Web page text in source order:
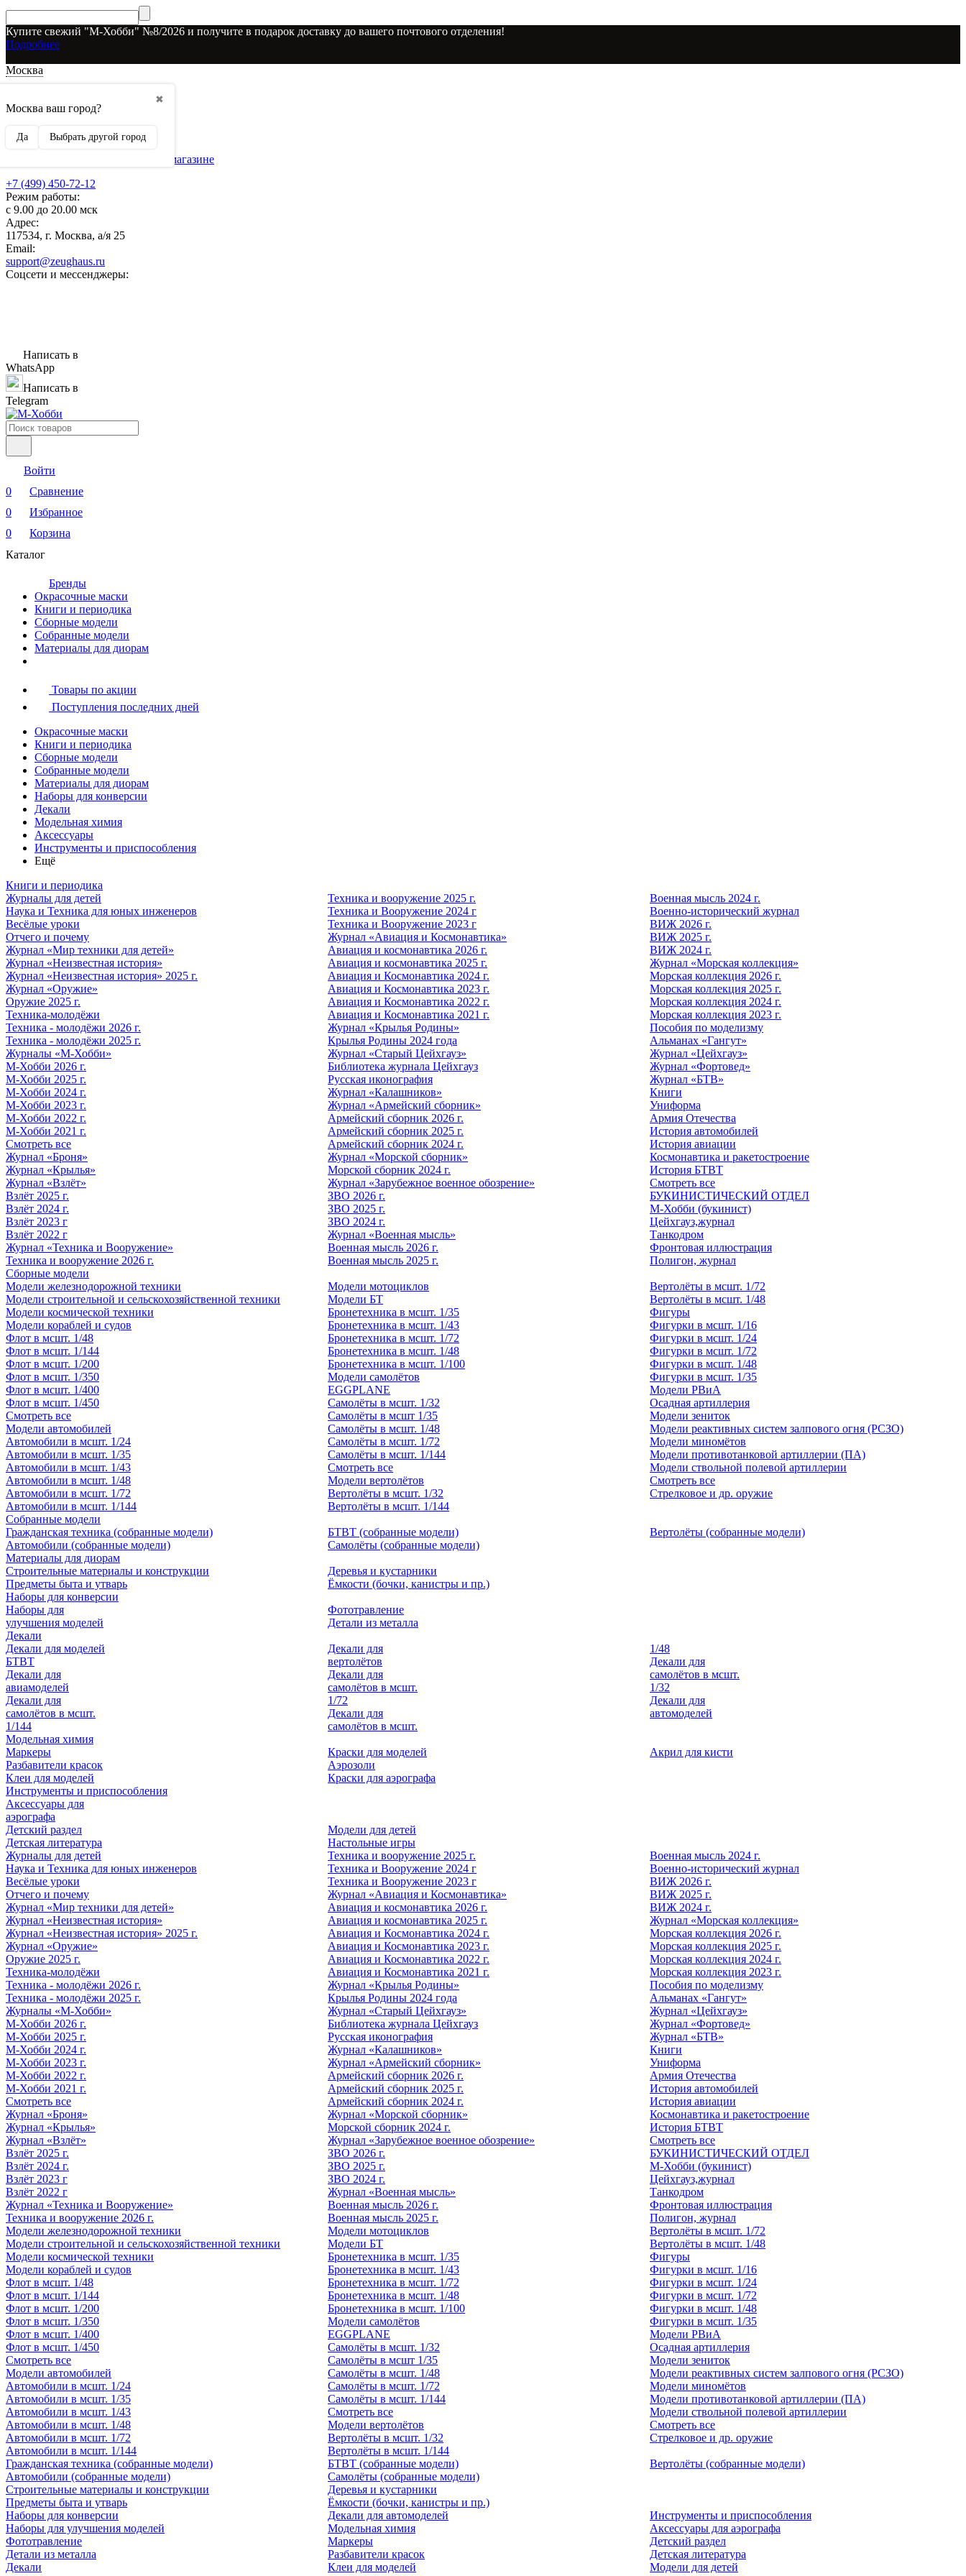
Купите свежий "М-Хобби" №8/2026 и получите в подарок доставку до вашего почтового отделения!
Подробнее
Москва
✖
Москва ваш город?
Да Выбрать другой город
О наших скидках
Рекламодателям
Бренды, представленные в магазине
+7 (499) 450-72-12
Режим работы:
с 9.00 до 20.00 мск
Адрес:
117534, г. Москва, а/я 25
Email:
support@zeughaus.ru
Соцсети и мессенджеры:
Написать в
WhatsApp
Написать в
Telegram
Войти
0
Сравнение
0
Избранное
0
Корзина
Каталог
Бренды
Окрасочные маски
Книги и периодика
Сборные модели
Собранные модели
Материалы для диорам
Товары по акции
Поступления последних дней
Окрасочные маски
Книги и периодика
Сборные модели
Собранные модели
Материалы для диорам
Наборы для конверсии
Декали
Модельная химия
Аксессуары
Инструменты и приспособления
Ещё
Книги и периодика
Журналы для детей
Наука и Техника для юных инженеров
Весёлые уроки
Отчего и почему
Журнал «Мир техники для детей»
Журнал «Неизвестная история»
Журнал «Неизвестная история» 2025 г.
Журнал «Оружие»
Оружие 2025 г.
Техника-молодёжи
Техника - молодёжи 2026 г.
Техника - молодёжи 2025 г.
Журналы «М-Хобби»
М-Хобби 2026 г.
М-Хобби 2025 г.
М-Хобби 2024 г.
М-Хобби 2023 г.
М-Хобби 2022 г.
М-Хобби 2021 г.
Смотреть все
Журнал «Броня»
Журнал «Крылья»
Журнал «Взлёт»
Взлёт 2025 г.
Взлёт 2024 г.
Взлёт 2023 г
Взлёт 2022 г
Журнал «Техника и Вооружение»
Техника и вооружение 2026 г.
Техника и вооружение 2025 г.
Техника и Вооружение 2024 г
Техника и Вооружение 2023 г
Журнал «Авиация и Космонавтика»
Авиация и космонавтика 2026 г.
Авиация и космонавтика 2025 г.
Авиация и Космонавтика 2024 г.
Авиация и Космонавтика 2023 г.
Авиация и Космонавтика 2022 г.
Авиация и Космонавтика 2021 г.
Журнал «Крылья Родины»
Крылья Родины 2024 года
Журнал «Старый Цейхгауз»
Библиотека журнала Цейхгауз
Русская иконография
Журнал «Калашников»
Журнал «Армейский сборник»
Армейский сборник 2026 г.
Армейский сборник 2025 г.
Армейский сборник 2024 г.
Журнал «Морской сборник»
Морской сборник 2024 г.
Журнал «Зарубежное военное обозрение»
ЗВО 2026 г.
ЗВО 2025 г.
ЗВО 2024 г.
Журнал «Военная мысль»
Военная мысль 2026 г.
Военная мысль 2025 г.
Военная мысль 2024 г.
Военно-исторический журнал
ВИЖ 2026 г.
ВИЖ 2025 г.
ВИЖ 2024 г.
Журнал «Морская коллекция»
Морская коллекция 2026 г.
Морская коллекция 2025 г.
Морская коллекция 2024 г.
Морская коллекция 2023 г.
Пособия по моделизму
Альманах «Гангут»
Журнал «Цейхгауз»
Журнал «Фортовед»
Журнал «БТВ»
Книги
Униформа
Армия Отечества
История автомобилей
История авиации
Космонавтика и ракетостроение
История БТВТ
Смотреть все
БУКИНИСТИЧЕСКИЙ ОТДЕЛ
М-Хобби (букинист)
Цейхгауз,журнал
Танкодром
Фронтовая иллюстрация
Полигон, журнал
Сборные модели
Модели железнодорожной техники
Модели строительной и сельскохозяйственной техники
Модели космической техники
Модели кораблей и судов
Флот в мсшт. 1/48
Флот в мсшт. 1/144
Флот в мсшт. 1/200
Флот в мсшт. 1/350
Флот в мсшт. 1/400
Флот в мсшт. 1/450
Смотреть все
Модели автомобилей
Автомобили в мсшт. 1/24
Автомобили в мсшт. 1/35
Автомобили в мсшт. 1/43
Автомобили в мсшт. 1/48
Автомобили в мсшт. 1/72
Автомобили в мсшт. 1/144
Модели мотоциклов
Модели БТ
Бронетехника в мсшт. 1/35
Бронетехника в мсшт. 1/43
Бронетехника в мсшт. 1/72
Бронетехника в мсшт. 1/48
Бронетехника в мсшт. 1/100
Модели самолётов
EGGPLANE
Самолёты в мсшт. 1/32
Самолёты в мсшт 1/35
Самолёты в мсшт. 1/48
Самолёты в мсшт. 1/72
Самолёты в мсшт. 1/144
Смотреть все
Модели вертолётов
Вертолёты в мсшт. 1/32
Вертолёты в мсшт. 1/144
Вертолёты в мсшт. 1/72
Вертолёты в мсшт. 1/48
Фигуры
Фигурки в мсшт. 1/16
Фигурки в мсшт. 1/24
Фигурки в мсшт. 1/72
Фигурки в мсшт. 1/48
Фигурки в мсшт. 1/35
Модели РВиА
Осадная артиллерия
Модели зениток
Модели реактивных систем залпового огня (РСЗО)
Модели миномётов
Модели противотанковой артиллерии (ПА)
Модели ствольной полевой артиллерии
Смотреть все
Стрелковое и др. оружие
Собранные модели
Гражданская техника (собранные модели)
Автомобили (собранные модели)
БТВТ (собранные модели)
Самолёты (собранные модели)
Вертолёты (собранные модели)
Материалы для диорам
Строительные материалы и конструкции
Предметы быта и утварь
Деревья и кустарники
Ёмкости (бочки, канистры и пр.)
Наборы для конверсии
Наборы для
улучшения моделей
Фототравление
Детали из металла
Декали
Декали для моделей
БТВТ
Декали для
авиамоделей
Декали для
самолётов в мсшт.
1/144
Декали для
вертолётов
Декали для
самолётов в мсшт.
1/72
Декали для
самолётов в мсшт.
1/48
Декали для
самолётов в мсшт.
1/32
Декали для
автомоделей
Модельная химия
Маркеры
Разбавители красок
Клеи для моделей
Краски для моделей
Аэрозоли
Краски для аэрографа
Акрил для кисти
Инструменты и приспособления
Аксессуары для
аэрографа
Детский раздел
Детская литература
Модели для детей
Настольные игры
Журналы для детей
Наука и Техника для юных инженеров
Весёлые уроки
Отчего и почему
Журнал «Мир техники для детей»
Журнал «Неизвестная история»
Журнал «Неизвестная история» 2025 г.
Журнал «Оружие»
Оружие 2025 г.
Техника-молодёжи
Техника - молодёжи 2026 г.
Техника - молодёжи 2025 г.
Журналы «М-Хобби»
М-Хобби 2026 г.
М-Хобби 2025 г.
М-Хобби 2024 г.
М-Хобби 2023 г.
М-Хобби 2022 г.
М-Хобби 2021 г.
Смотреть все
Журнал «Броня»
Журнал «Крылья»
Журнал «Взлёт»
Взлёт 2025 г.
Взлёт 2024 г.
Взлёт 2023 г
Взлёт 2022 г
Журнал «Техника и Вооружение»
Техника и вооружение 2026 г.
Техника и вооружение 2025 г.
Техника и Вооружение 2024 г
Техника и Вооружение 2023 г
Журнал «Авиация и Космонавтика»
Авиация и космонавтика 2026 г.
Авиация и космонавтика 2025 г.
Авиация и Космонавтика 2024 г.
Авиация и Космонавтика 2023 г.
Авиация и Космонавтика 2022 г.
Авиация и Космонавтика 2021 г.
Журнал «Крылья Родины»
Крылья Родины 2024 года
Журнал «Старый Цейхгауз»
Библиотека журнала Цейхгауз
Русская иконография
Журнал «Калашников»
Журнал «Армейский сборник»
Армейский сборник 2026 г.
Армейский сборник 2025 г.
Армейский сборник 2024 г.
Журнал «Морской сборник»
Морской сборник 2024 г.
Журнал «Зарубежное военное обозрение»
ЗВО 2026 г.
ЗВО 2025 г.
ЗВО 2024 г.
Журнал «Военная мысль»
Военная мысль 2026 г.
Военная мысль 2025 г.
Военная мысль 2024 г.
Военно-исторический журнал
ВИЖ 2026 г.
ВИЖ 2025 г.
ВИЖ 2024 г.
Журнал «Морская коллекция»
Морская коллекция 2026 г.
Морская коллекция 2025 г.
Морская коллекция 2024 г.
Морская коллекция 2023 г.
Пособия по моделизму
Альманах «Гангут»
Журнал «Цейхгауз»
Журнал «Фортовед»
Журнал «БТВ»
Книги
Униформа
Армия Отечества
История автомобилей
История авиации
Космонавтика и ракетостроение
История БТВТ
Смотреть все
БУКИНИСТИЧЕСКИЙ ОТДЕЛ
М-Хобби (букинист)
Цейхгауз,журнал
Танкодром
Фронтовая иллюстрация
Полигон, журнал
Модели железнодорожной техники
Модели строительной и сельскохозяйственной техники
Модели космической техники
Модели кораблей и судов
Флот в мсшт. 1/48
Флот в мсшт. 1/144
Флот в мсшт. 1/200
Флот в мсшт. 1/350
Флот в мсшт. 1/400
Флот в мсшт. 1/450
Смотреть все
Модели автомобилей
Автомобили в мсшт. 1/24
Автомобили в мсшт. 1/35
Автомобили в мсшт. 1/43
Автомобили в мсшт. 1/48
Автомобили в мсшт. 1/72
Автомобили в мсшт. 1/144
Модели мотоциклов
Модели БТ
Бронетехника в мсшт. 1/35
Бронетехника в мсшт. 1/43
Бронетехника в мсшт. 1/72
Бронетехника в мсшт. 1/48
Бронетехника в мсшт. 1/100
Модели самолётов
EGGPLANE
Самолёты в мсшт. 1/32
Самолёты в мсшт 1/35
Самолёты в мсшт. 1/48
Самолёты в мсшт. 1/72
Самолёты в мсшт. 1/144
Смотреть все
Модели вертолётов
Вертолёты в мсшт. 1/32
Вертолёты в мсшт. 1/144
Вертолёты в мсшт. 1/72
Вертолёты в мсшт. 1/48
Фигуры
Фигурки в мсшт. 1/16
Фигурки в мсшт. 1/24
Фигурки в мсшт. 1/72
Фигурки в мсшт. 1/48
Фигурки в мсшт. 1/35
Модели РВиА
Осадная артиллерия
Модели зениток
Модели реактивных систем залпового огня (РСЗО)
Модели миномётов
Модели противотанковой артиллерии (ПА)
Модели ствольной полевой артиллерии
Смотреть все
Стрелковое и др. оружие
Гражданская техника (собранные модели)
Автомобили (собранные модели)
БТВТ (собранные модели)
Самолёты (собранные модели)
Вертолёты (собранные модели)
Строительные материалы и конструкции
Предметы быта и утварь
Деревья и кустарники
Ёмкости (бочки, канистры и пр.)
Наборы для конверсии
Наборы для улучшения моделей
Фототравление
Детали из металла
Декали
Декали для автомоделей
Модельная химия
Маркеры
Разбавители красок
Клеи для моделей
Инструменты и приспособления
Аксессуары для аэрографа
Детский раздел
Детская литература
Модели для детей